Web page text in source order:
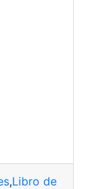
,Libro de